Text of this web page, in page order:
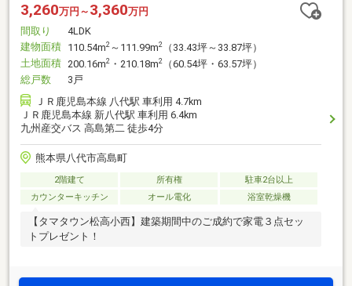
3,260万円～ 3,360万円
間取り
4LDK
建物面積 110.54m2 ～111.99m2
（33.43坪～33.87坪）
土地面積 200.16m2 ・210.18m2
（60.54坪・63.57坪）
総戸数
3戸
ＪＲ鹿児島本線 八代駅 車利用 4.7km
ＪＲ鹿児島本線 新八代駅 車利用 6.4km
九州産交バス 高島第二 徒歩4分
熊本県八代市高島町
2階建て 所有権
駐車2台以上
カウンターキッチン
オール電化 浴室乾燥機
【タマタウン松高小西】建築期間中のご成約で家電３点セッ
トプレゼント！